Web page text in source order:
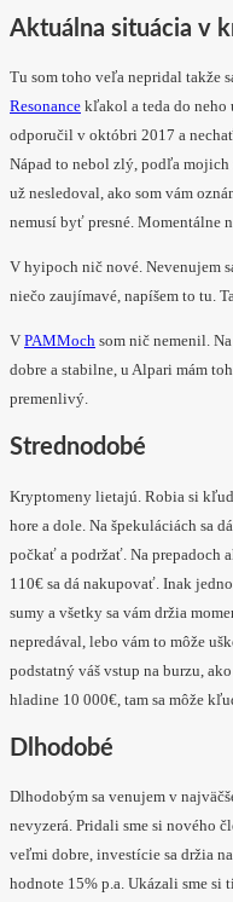
Aktuálna situácia v
Tu som toho veľa nepridal takže
Resonance kľakol a teda do neho
odporučil v októbri 2017 a
Nápad to nebol zlý, podľa
už nesledoval, ako som vám
nemusí byť presné. Momentálne
V hyipoch nič nové. Nevenujem
niečo zaujímavé, napíšem to tu.
V PAMMoch som nič nemenil.
dobre a stabilne, u Alpari mám
premenlivý.
Strednodobé
Kryptomeny lietajú. Robia si
hore a dole. Na špekuláciách sa
počkať a podržať. Na prepadoch
110€ sa dá nakupovať. Inak
sumy a všetky sa vám držia
nepredával, lebo vám to môže
podstatný váš vstup na burzu,
hladine 10 000€, tam sa môže
Dlhodobé
Dlhodobým sa venujem v
nevyzerá. Pridali sme si nového
veľmi dobre, investície sa držia
hodnote 15% p.a. Ukázali sme si